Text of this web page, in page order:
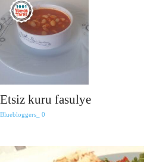
Etsiz kuru fasulye
Bluebloggers_ 0